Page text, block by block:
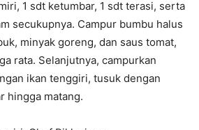
1 sdt ketumbar, 1 sdt terasi, serta
secukupnya. Campur bumbu halus
minyak goreng, dan saus tomat,
rata. Selanjutnya, campurkan
ikan tenggiri, tusuk dengan
hingga matang.